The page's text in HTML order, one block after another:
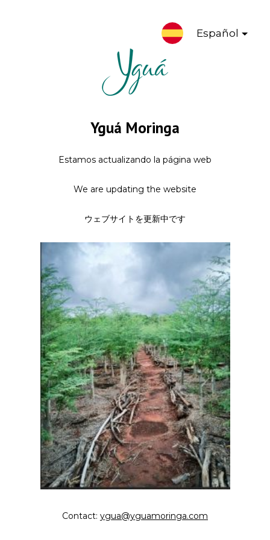
Español
Yguá Moringa
Estamos actualizando la página web
We are updating the website
ウェブサイトを更新中です
Contact: ygua@yguamoringa.com